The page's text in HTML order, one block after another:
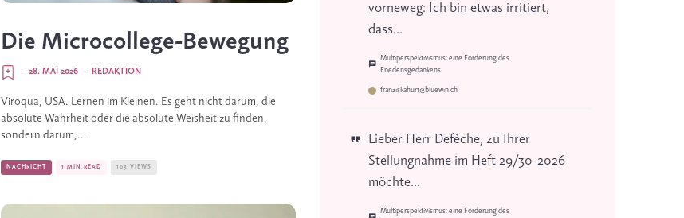
Die Microcollege-Bewegung
REDAKTION
·
28. MAI 2026
·
Viroqua, USA. Lernen im Kleinen. Es geht nicht darum, die
absolute Wahrheit oder die absolute Weisheit zu finden,
sondern darum,...
NACHRICHT 1 MIN READ 103 VIEWS
vorneweg: Ich bin etwas irritiert,
dass...
Multiperspektivismus: eine Forderung des
Friedensgedankens
franziskahurt@bluewin.ch
Lieber Herr Defèche, zu Ihrer
Stellungnahme im Heft 29/30-2026
möchte...
Multiperspektivismus: eine Forderung des